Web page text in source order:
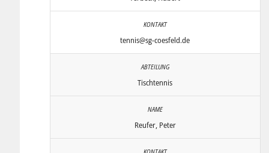
tennis@sg-coesfeld.de
Tischtennis
Reufer, Peter